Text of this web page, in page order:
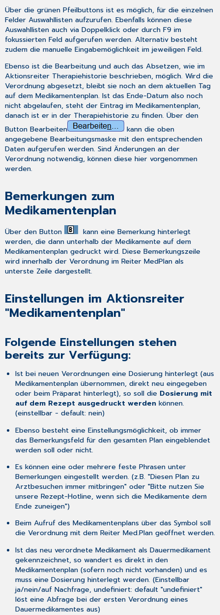
Über die grünen Pfeilbuttons ist es möglich, für die einzelnen
Felder Auswahllisten aufzurufen. Ebenfalls können diese
Auswahllisten auch via Doppelklick oder durchF9 im
fokussierten Feld aufgerufen werden. Alternativ besteht
zudem die manuelle Eingabemöglichkeit im jeweiligen Feld.
Ebenso ist die Bearbeitung und auch das Absetzen, wie im
Aktionsreiter Therapiehistorie beschrieben, möglich. Wird die
Verordnung abgesetzt, bleibt sie noch an dem aktuellen Tag
auf dem Medikamentenplan. Ist das Ende-Datum also noch
nicht abgelaufen, steht der Eintrag im Medikamentenplan,
danach ist er in der Therapiehistorie zu finden. Über den
ButtonBearbeiten
kann die oben
angegebene Bearbeitungsmaske mit den entsprechenden
Daten aufgerufen werden. Sind Änderungen an der
Verordnung notwendig, können diese hier vorgenommen
werden.
Bemerkungen zum
Medikamentenplan
Über den Button
kann eine Bemerkung hinterlegt
werden, die dann unterhalb der Medikamente auf dem
Medikamentenplan gedruckt wird. Diese Bemerkungszeile
wird innerhalb derVerordnung im ReiterMedPlan als
unterste Zeile dargestellt.
Einstellungen im Aktionsreiter
"Medikamentenplan"
Folgende Einstellungen stehen
bereits zur Verfügung:
Ist bei neuen Verordnungen eine Dosierung hinterlegt (aus
Medikamentenplanübernommen, direkt neu eingegeben
oder beim Präparat hinterlegt), so soll die Dosierung mit
auf dem Rezept ausgedruckt werdenkönnen.
(einstellbar - default: nein)
Ebenso besteht eine Einstellungsmöglichkeit, ob immer
das Bemerkungsfeldfür den gesamten Plan eingeblendet
werden soll oder nicht.
Es können eine oder mehrere feste Phrasen unter
Bemerkungeneingestellt werden. (z.B. "Diesen Plan zu
Arztbesuchen immer mitbringen" oder "Bitte nutzen Sie
unsere Rezept-Hotline, wenn sich die Medikamente dem
Ende zuneigen")
Beim Aufruf des Medikamentenplans über das Symbol soll
die Verordnungmit dem Reiter Med.Plangeöffnet werden.
Ist das neu verordnete Medikament als Dauermedikament
gekennzeichnet, so wandert es direkt in den
Medikamentenplan (sofern noch nicht vorhanden) und es
muss eine Dosierung hinterlegt werden. (Einstellbar
ja/nein/auf Nachfrage, undefiniert: default "undefiniert"
löst eine Abfrage bei der ersten Verordnung eines
Dauermedikamentes aus)